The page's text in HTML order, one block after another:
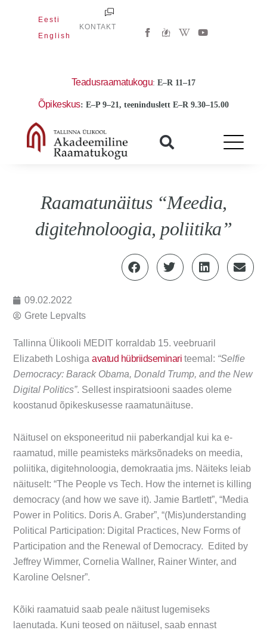
Eesti
English
KONTAKT
W
i
d
-
Y
o
Teadusraamatukogu:E–R 11–17
Õpikeskus: E–P 9–21, teeninduslett E–R 9.30–15.00
Raamatunäitus “Meedia,
digitehnoloogia, poliitika”
09.02.2022
Grete Lepvalts
Tallinna Ülikooli MEDIT korraldab 15. veebruaril
Elizabeth Loshigaavatud hübriidseminari teemal: “Selfie
Democracy: Barack Obama, Donald Trump, and the New
Digital Politics”. Sellest inspiratsiooni saades oleme
koostanud õpikeskusesse raamatunäituse.
Näitusel on eksponeeritud nii paberkandjal kui ka e-
raamatud, mille peamisteks märksõnadeks on meedia,
poliitika, digitehnoloogia, demokraatia jms. Näiteks leiab
näituselt: “The People vs Tech. How the internet is killing
democracy (and how we save it). Jamie Bartlett”, “Media
Power in Politics. Doris A. Graber”, “(Mis)understanding
Political Participation: Digital Practices, New Forms of
Participation and the Renewal of Democracy. Edited by
Jeffrey Wimmer, Cornelia Wallner, Rainer Winter, and
Karoline Oelsner”.
Kõiki raamatuid saab peale näitust lugemiseks
laenutada. Kuni teosed on näitusel, saab ennast